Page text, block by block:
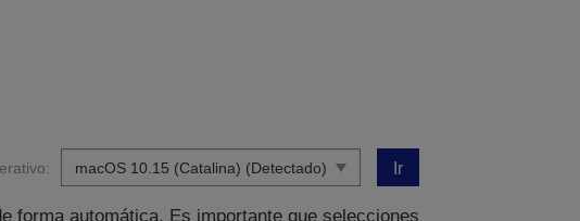
Ir
forma automática. Es importante que selecciones